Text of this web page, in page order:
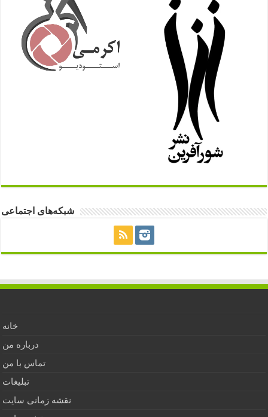
شبکه‌های اجتماعی
خانه
درباره من
تماس با من
تبلیغات
نقشه زمانی سایت